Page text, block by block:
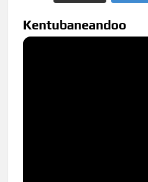
Kentubaneandoo